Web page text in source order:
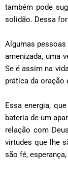
também pode
solidão. Dessa
Algumas
amenizada, uma
Se é assim na
prática da oração
Essa energia,
bateria de um
relação com
virtudes que lhe
são fé,